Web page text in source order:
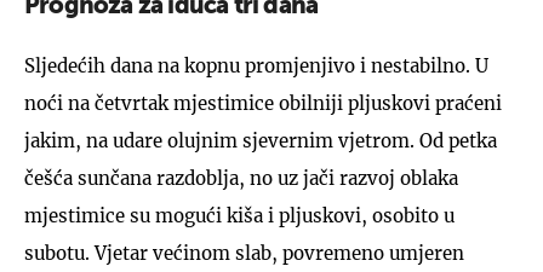
Prognoza za iduća tri dana
Sljedećih dana na kopnu promjenjivo i nestabilno. U
noći na četvrtak mjestimice obilniji pljuskovi praćeni
jakim, na udare olujnim sjevernim vjetrom. Od petka
češća sunčana razdoblja, no uz jači razvoj oblaka
mjestimice su mogući kiša i pljuskovi, osobito u
subotu. Vjetar većinom slab, povremeno umjeren